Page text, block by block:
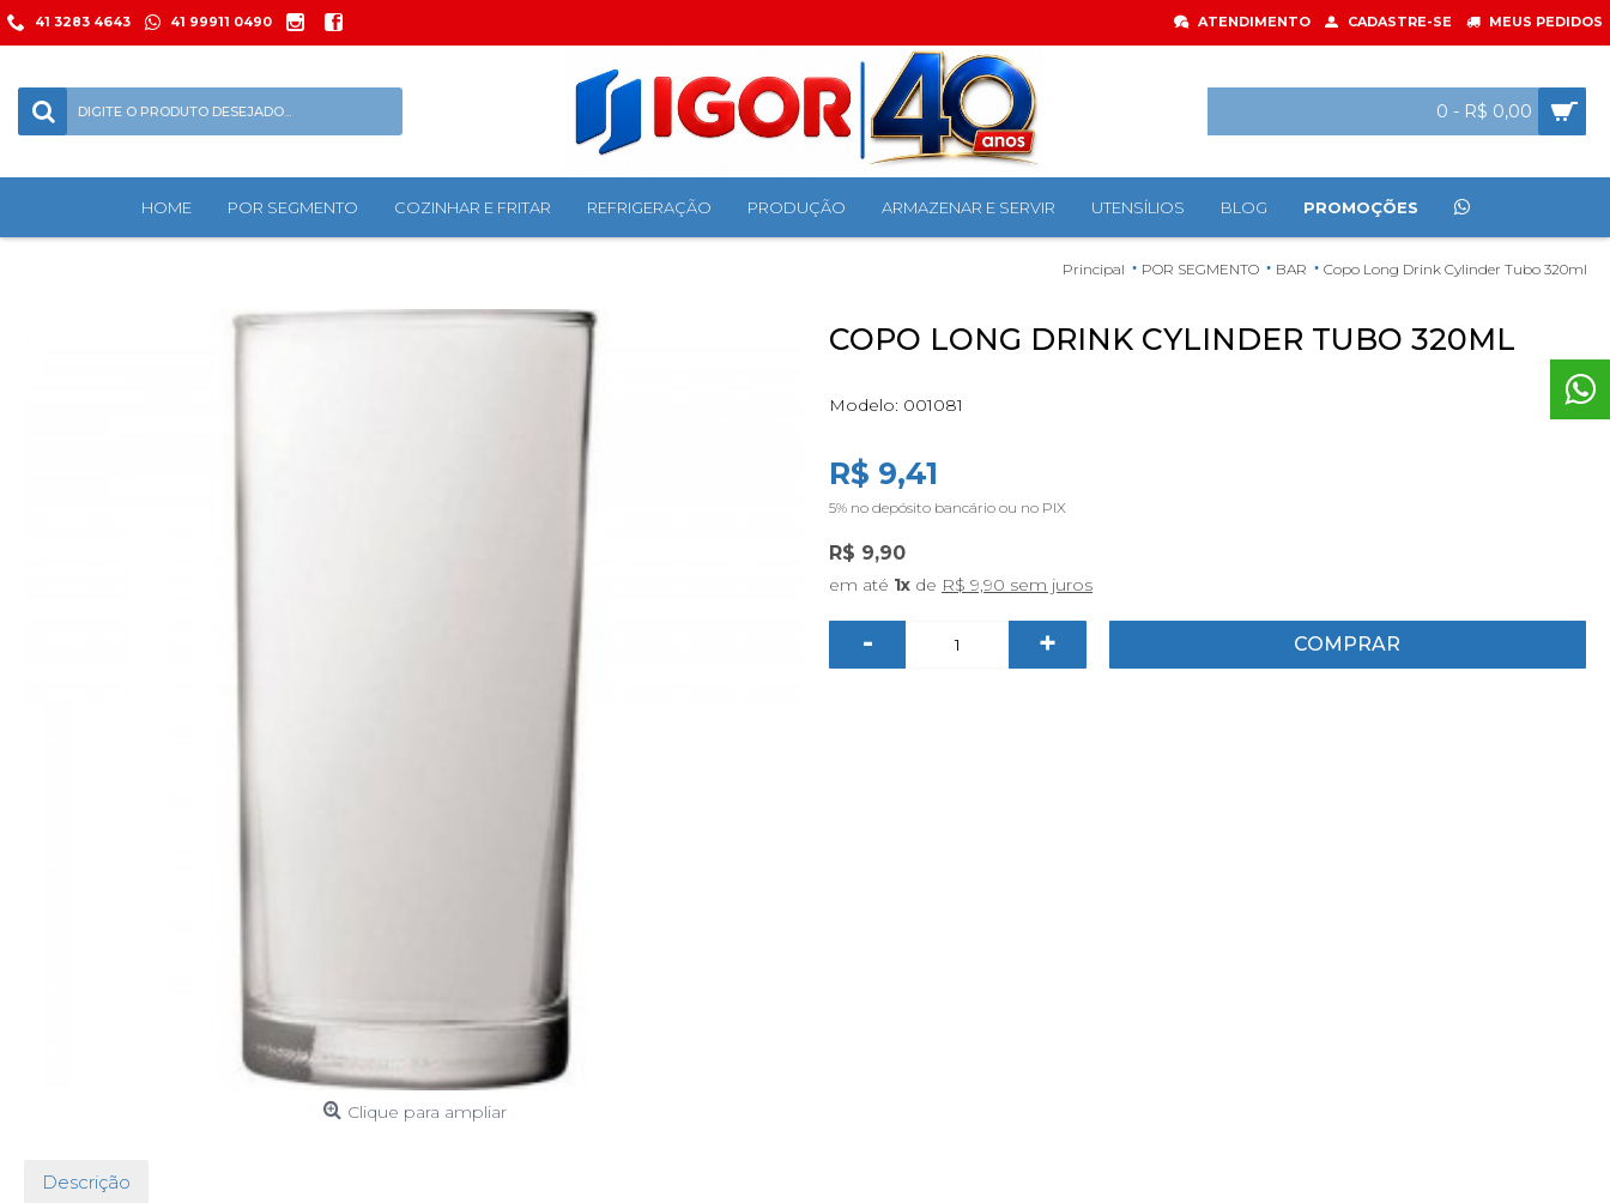
41 3283 4643 41 99911 0490 ATENDIMENTO CADASTRE-SE MEUS PEDIDOS
0 - R$ 0,00
HOME POR SEGMENTO COZINHAR E FRITAR REFRIGERAÇÃO PRODUÇÃO ARMAZENAR E SERVIR UTENSÍLIOS BLOG PROMOÇÕES
Principal POR SEGMENTO BAR Copo Long Drink Cylinder Tubo 320ml
Clique para ampliar
COPO LONG DRINK CYLINDER TUBO 320ML
Modelo: 001081
R$ 9,41
5% no depósito bancário ou no PIX
R$ 9,90
em até 1x de R$ 9,90 sem juros
- + COMPRAR
Descrição